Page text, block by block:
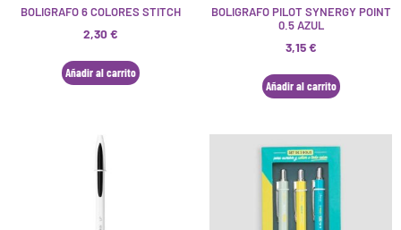
BOLIGRAFO 6 COLORES STITCH
2,30€
Añadir al carrito
BOLIGRAFO PILOT SYNERGY POINT
0.5 AZUL
3,15€
Añadir al carrito